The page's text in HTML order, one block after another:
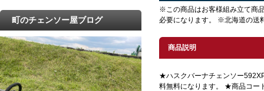
※この商品はお客様組み立て商
必要になります。 ※北海道の送
商品説明
★ハスクバーナチェンソー
料無料になります。 ★商品コー
町のチェンソー屋ブログ